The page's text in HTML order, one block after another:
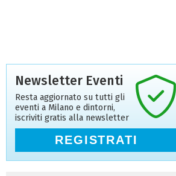
Newsletter Eventi
Resta aggiornato su tutti gli
eventi a Milano e dintorni,
iscriviti gratis alla newsletter
REGISTRATI